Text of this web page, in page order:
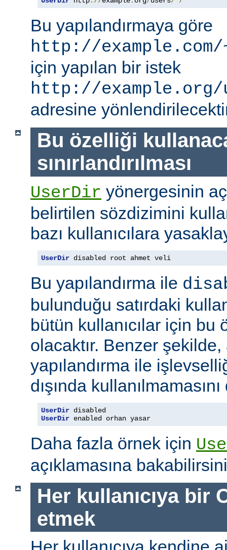
Bu yapılandırmaya göre
http://example.com/
için yapılan bir istek
http://example.org/
adresine
Bu özelliği
sınırlandırılması
UserDir yönergesinin
belirtilen sözdizimini
bazı kullanıcılara
UserDir disabled root ahmet veli
Bu yapılandırma ile
bulunduğu satırdaki
bütün kullanıcılar için bu
olacaktır. Benzer şekilde,
yapılandırma ile
dışında
UserDir
UserDir enabled orhan yasar
Daha fazla örnek için
açıklamasına
Her kullanıcıya bir
etmek